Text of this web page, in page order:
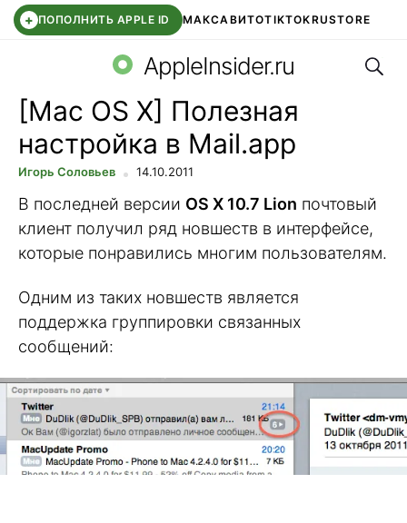
+ ПОПОЛНИТЬ APPLE ID МАКСАВИТОTIKTOKRUSTORE
WB КЛУБIOS 26.6 DDE STORE
AppleInsider.ru
[Mac OS X] Полезная
настройка в Mail.app
Игорь Соловьев 14.10.2011
В последней версии OS X 10.7 Lion почтовый
клиент получил ряд новшеств в интерфейсе,
которые понравились многим пользователям.
Одним из таких новшеств является
поддержка группировки связанных
сообщений: